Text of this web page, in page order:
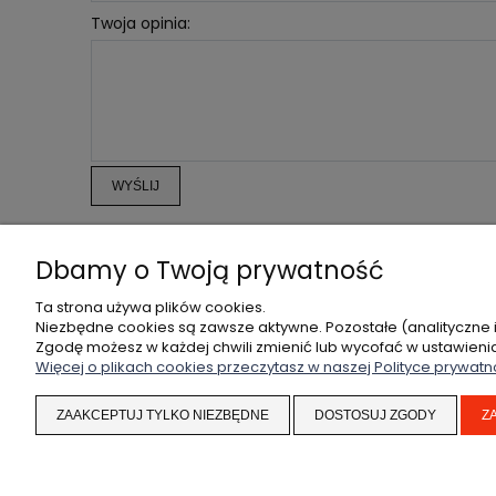
Twoja opinia:
WYŚLIJ
ZWROTY I REKLAMACJE
REGULAMIN
TWOJE ZAMÓWIENIA
USTAWIENIA KONTA
Dbamy o Twoją prywatność
Ta strona używa plików cookies.
Niezbędne cookies są zawsze aktywne. Pozostałe
Zgodę możesz w każdej chwili zmienić lub wycofać w
Więcej o plikach cookies przeczytasz w naszej Polityce
ZAAKCEPTUJ TYLKO NIEZBĘDNE DOSTOSUJ ZGODY